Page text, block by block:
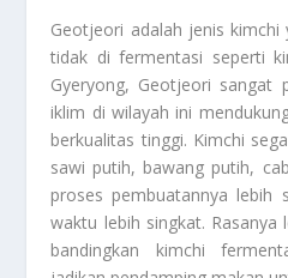
Geotjeori adalah jenis kimchi
tidak di fermentasi seperti
Gyeryong, Geotjeori sangat
iklim di wilayah ini
berkualitas tinggi. Kimchi
sawi putih, bawang putih,
proses pembuatannya lebih
waktu lebih singkat. Rasanya
bandingkan kimchi